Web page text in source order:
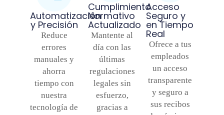
Automatización
y Precisión
Reduce
errores
manuales y
ahorra
tiempo con
nuestra
tecnología de
Cumplimiento
Normativo
Actualizado
Mantente al
día con las
últimas
regulaciones
legales sin
esfuerzo,
gracias a
Acceso
Seguro y
en Tiempo
Real
Ofrece a tus
empleados
un acceso
transparente
y seguro a
sus recibos